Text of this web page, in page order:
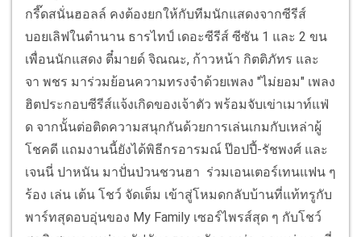
กรี๊ดสนั่นฮอลล์ คงต้องยกให้กับทีมนักแสดงจากซีรีส์
บอยเลิฟในตำนาน ธารไทป์ เดอะซีรีส์ ซีซัน 1 และ 2 ขน
เพื่อนนักแสดง ตี๋มายด์ จิณณะ, ก้าวหน้า กิตติภัทร และ
จา พชร มาร่วมย้อนความทรงจำด้วยเพลง "ไม่ยอม" เพลง
ฮิตประกอบซีรีส์แจ้งเกิดของเจ้าตัว พร้อมจับเข่าเมาท์แฟ่
ด จากนั้นต่อติดความสนุกกันด้วยการเล่นเกมกับเหล่าผู้
โชคดี แถมงานนี้ยังได้พิธีกรอารมณ์ ป๊อปปี้-รัชพงศ์ และ
เจนนี่ ปาหนัน มาปั่นป่วนชวนฮา ร่วมเอนเตอร์เทนแฟน ๆ
ร้อง เล่น เต้น โชว์ จัดเต็ม เข้าสู่โหมดกลับบ้านที่แท้ทรูกับ
พาร์ทสุดอบอุ่นของ My Family เซอร์ไพรส์สุด ๆ กับโชว์